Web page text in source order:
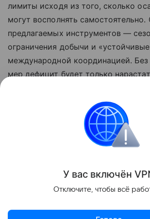
лимиты исходя из того, сколько
могут восполнять самостоятельно.
предлагаемых инструментов —
ограничения добычи и
международной координацией. Без
мер дефицит будет только
Ранее мы рассказывали о том, как
строительные кирпичи из
том числе как альтернативу
У вас включён VP
Отключите, чтобы всё